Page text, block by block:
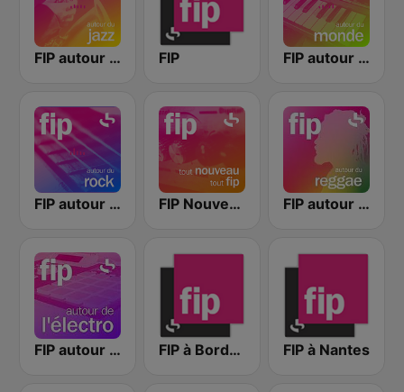
FIP autour du jazz FIP FIP autour du monde
FIP autour du rock FIP Nouveautés FIP autour du reggae
FIP autour de l'électro FIP à Bordeaux FIP à Nantes